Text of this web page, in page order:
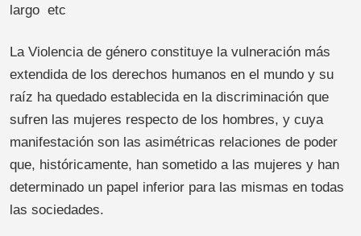
largo etc
La Violencia de género constituye la vulneración más
extendida de los derechos humanos en el mundo y su
raíz ha quedado establecida en la discriminación que
sufren las mujeres respecto de los hombres, y cuya
manifestación son las asimétricas relaciones de poder
que, históricamente, han sometido a las mujeres y han
determinado un papel inferior para las mismas en todas
las sociedades.